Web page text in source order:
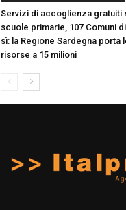
Servizi di accoglienza gratuiti
scuole primarie, 107 Comuni
sì: la Regione Sardegna porta
risorse a 15 milioni